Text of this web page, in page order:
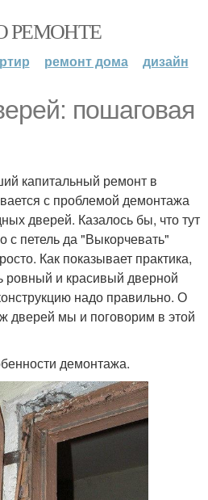
РЕМОНТЕ
ремонт дома дизайн
пошаговая
капитальный ремонт в
с проблемой демонтажа
дверей. Казалось бы, что тут
с петель да "Выкорчевать"
Как показывает практика,
ровный и красивый дверной
надо правильно. О
дверей мы и поговорим в этой
демонтажа.